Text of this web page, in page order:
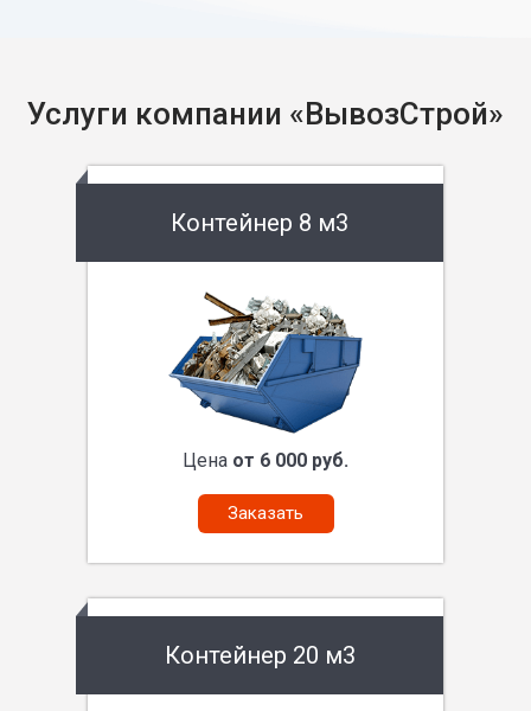
Услуги компании «ВывозСтрой»
Контейнер 8 м3
Цена от 6 000 руб.
Заказать
Контейнер 20 м3